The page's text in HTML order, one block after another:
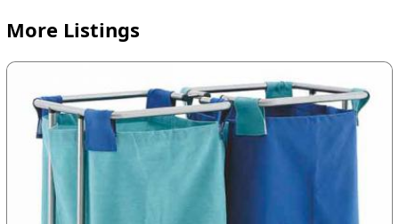
More Listings